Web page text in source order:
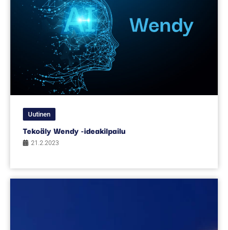
Uutinen
Tekoäly Wendy -ideakilpailu
21.2.2023